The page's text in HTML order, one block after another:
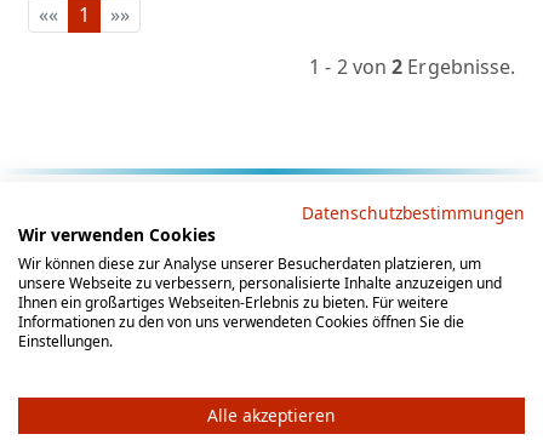
«« 1
»»
1 - 2 von2 Ergebnisse.
AGB Datenschutz
Impressum
Social Media
Datenschutzbestimmungen
Wir verwenden Cookies
Wir können diese zur Analyse unserer Besucherdaten platzieren, um
unsere Webseite zu verbessern, personalisierte Inhalte anzuzeigen und
Ihnen ein großartiges Webseiten-Erlebnis zu bieten. Für weitere
Informationen zu den von uns verwendeten Cookies öffnen Sie die
Einstellungen.
Alle akzeptieren